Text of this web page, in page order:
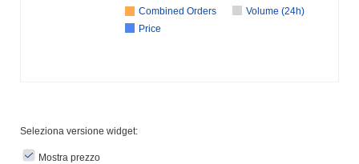
Combined Orders
Volume (24h)
Price
Seleziona versione widget:
Mostra prezzo